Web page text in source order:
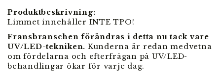
Produktbeskrivning:
Limmet innehåller INTE TPO!
Fransbranschen förändras i detta nu tack vare
UV/LED-tekniken. Kunderna är redan medvetna
om fördelarna och efterfrågan på UV/LED-
behandlingar ökar för varje dag.